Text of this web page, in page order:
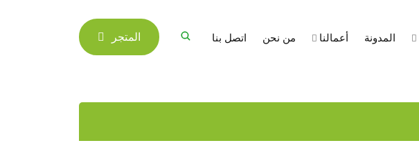
المدونة أعمالنا من نحن اتصل بنا المتجر